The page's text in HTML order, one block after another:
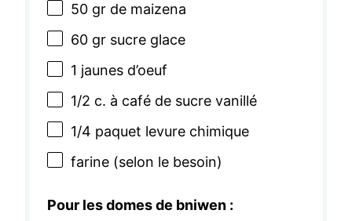
50gr de maizena
60gr sucre glace
1 jaunes d’oeuf
1/2 c. à café de sucre vanillé
1/4 paquet levure chimique
farine (selon le besoin)
Pour les domes de bniwen :